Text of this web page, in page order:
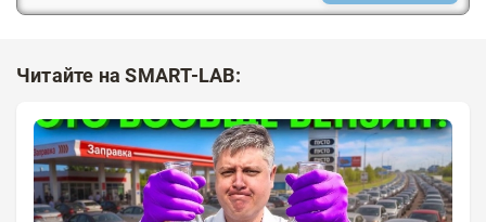
Читайте на SMART-LAB: